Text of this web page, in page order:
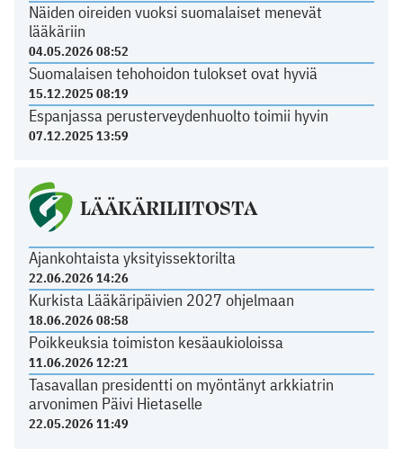
Näiden oireiden vuoksi suomalaiset menevät
lääkäriin
04.05.2026 08:52
Suomalaisen tehohoidon tulokset ovat hyviä
15.12.2025 08:19
Espanjassa perusterveydenhuolto toimii hyvin
07.12.2025 13:59
LÄÄKÄRILIITOSTA
Ajankohtaista yksityissektorilta
22.06.2026 14:26
Kurkista Lääkäripäivien 2027 ohjelmaan
18.06.2026 08:58
Poikkeuksia toimiston kesäaukioloissa
11.06.2026 12:21
Tasavallan presidentti on myöntänyt arkkiatrin
arvonimen Päivi Hietaselle
22.05.2026 11:49